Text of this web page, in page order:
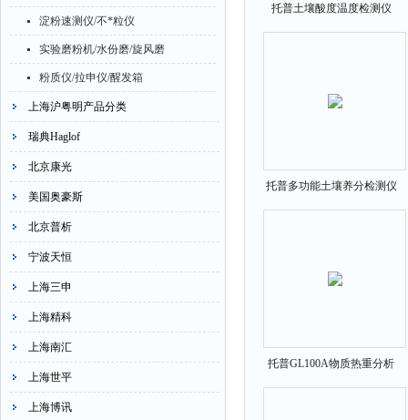
淀粉速测仪/不*粒仪
实验磨粉机/水份磨/旋风磨
粉质仪/拉申仪/醒发箱
上海沪粤明产品分类
瑞典Haglof
北京康光
美国奥豪斯
北京普析
宁波天恒
上海三申
上海精科
上海南汇
上海世平
上海博讯
托普土壤酸度温度检测仪
TZS-pH-IIG
托普多功能土壤养分检测仪
TPY-7ZD
托普GL100A物质热重分析
仪